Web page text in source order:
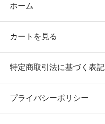
ホーム
カートを見る
特定商取引法に基づく表記
プライバシーポリシー